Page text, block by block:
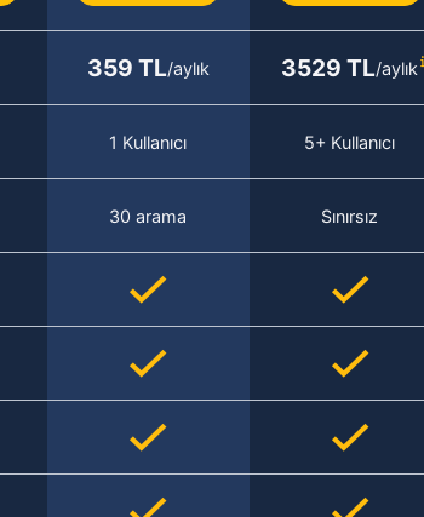
359 TL/aylık 3529 TL/aylık
1 Kullanıcı 5+ Kullanıcı
30 arama Sınırsız